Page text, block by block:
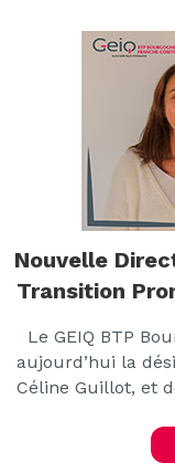
Nouvelle
Transition
Le GEIQ BTP
aujourd’hui la
Céline Guillot, et